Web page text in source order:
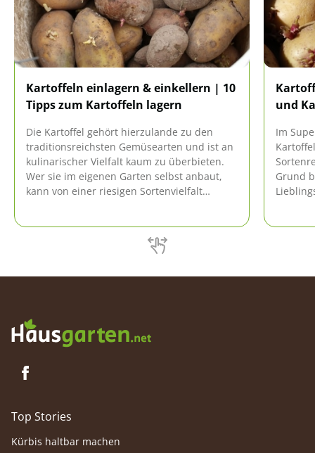
Kartoffeln einlagern & einkellern | 10
Tipps zum Kartoffeln lagern
Die Kartoffel gehört hierzulande zu den
traditionsreichsten Gemüsearten und ist an
kulinarischer Vielfalt kaum zu überbieten.
Wer sie im eigenen Garten selbst anbaut,
kann von einer riesigen Sortenvielfalt
und
Im
Grund
Top Stories
Kürbis haltbar machen